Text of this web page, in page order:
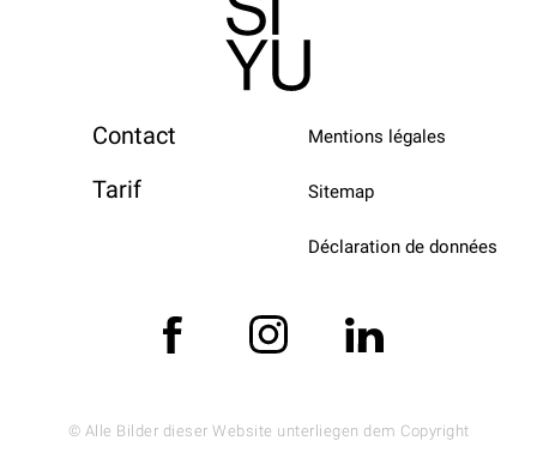
Contact
Tarif
Mentions légales
Sitemap
Déclaration de données
© Alle Bilder dieser Website unterliegen dem Copyright